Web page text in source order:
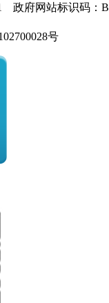
政府网站标识码：
号